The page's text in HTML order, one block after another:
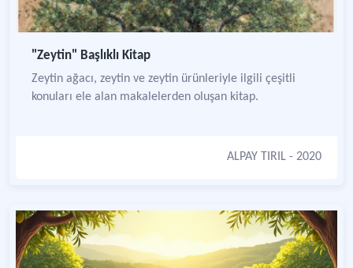
"Zeytin" Başlıklı Kitap
Zeytin ağacı, zeytin ve zeytin ürünleriyle ilgili çeşitli
konuları ele alan makalelerden oluşan kitap.
ALPAY TIRIL - 2020